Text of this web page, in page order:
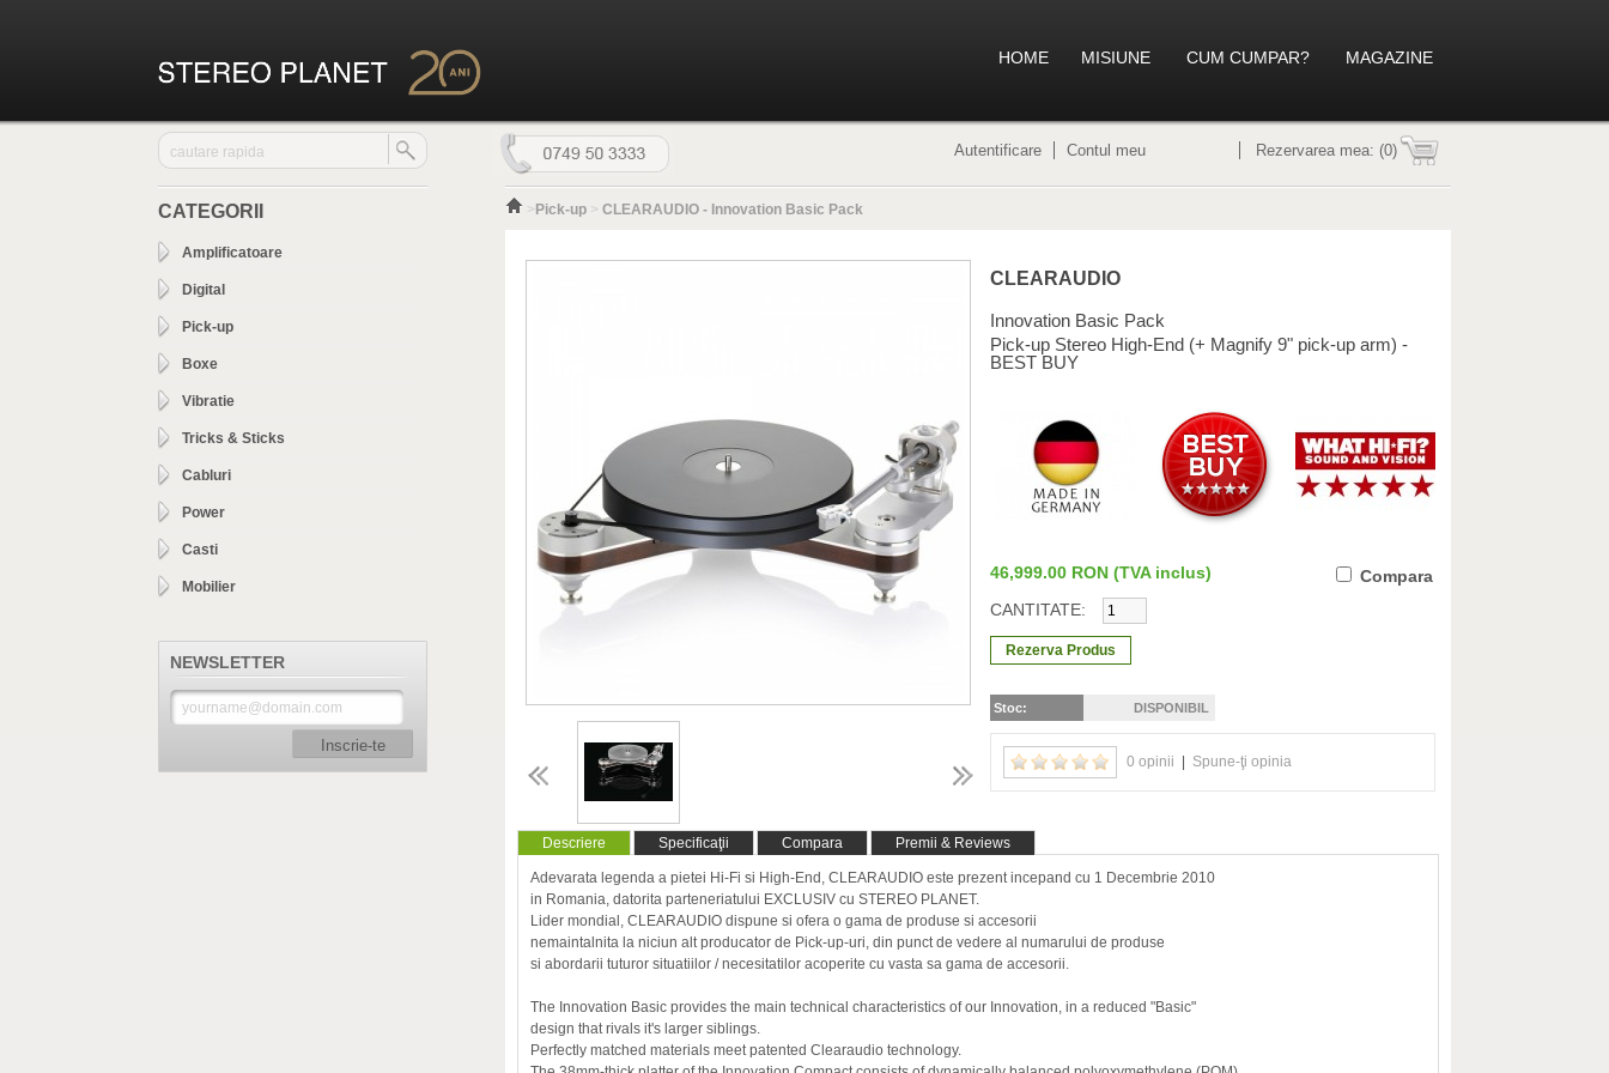
HOME MISIUNE CUM CUMPAR? MAGAZINE
Autentificare Contul meu Rezervarea mea: (0)
CATEGORII
Amplificatoare
Digital
Pick-up
Boxe
Vibratie
Tricks & Sticks
Cabluri
Power
Casti
Mobilier
NEWSLETTER
Inscrie-te
> Pick-up > CLEARAUDIO - Innovation Basic Pack
CLEARAUDIO
Innovation Basic Pack
Pick-up Stereo High-End (+ Magnify 9" pick-up arm) -
BEST BUY
46,999.00 RON (TVA inclus)
Compara
CANTITATE:
Stoc: DISPONIBIL
0 opinii | Spune-ţi opinia
Descriere Specificaţii Compara Premii & Reviews
Adevarata legenda a pietei Hi-Fi si High-End, CLEARAUDIO este prezent incepand cu 1 Decembrie 2010
in Romania, datorita parteneriatului EXCLUSIV cu STEREO PLANET.
Lider mondial, CLEARAUDIO dispune si ofera o gama de produse si accesorii
nemaintalnita la niciun alt producator de Pick-up-uri, din punct de vedere al numarului de produse
si abordarii tuturor situatiilor / necesitatilor acoperite cu vasta sa gama de accesorii.
The Innovation Basic provides the main technical characteristics of our Innovation, in a reduced "Basic"
design that rivals it's larger siblings.
Perfectly matched materials meet patented Clearaudio technology.